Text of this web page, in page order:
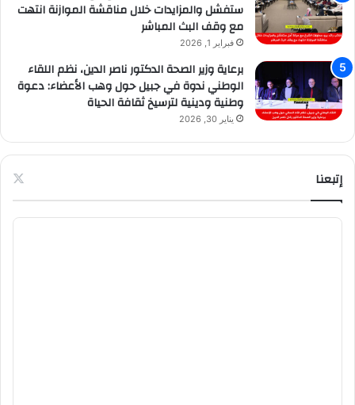
ستفشل والمزايدات خلال مناقشة الموازنة انتهت
مع وقف البث المباشر
فبراير 1, 2026
برعاية وزير الصحة الدكتور ناصر الدين، نظم اللقاء
الوطني ندوة في جبيل حول وهب الأعضاء: دعوة
وطنية ودينية لترسيخ ثقافة الحياة
يناير 30, 2026
إتبعنا